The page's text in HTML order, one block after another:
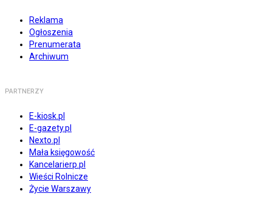
Reklama
Ogłoszenia
Prenumerata
Archiwum
PARTNERZY
E-kiosk.pl
E-gazety.pl
Nexto.pl
Mała księgowość
Kancelarierp.pl
Wieści Rolnicze
Życie Warszawy